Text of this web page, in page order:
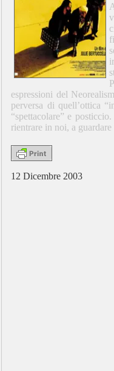
espressioni del
perversa di quell’ottica
“spettacolare” e
rientrare in noi, a
12 Dicembre 2003